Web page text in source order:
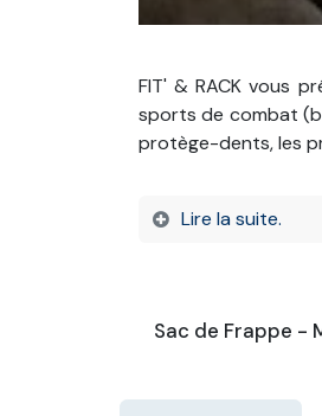
FIT' & RACK vous
sports de combat
protège-dents, les
Lire la suite.
Sac de Frappe -